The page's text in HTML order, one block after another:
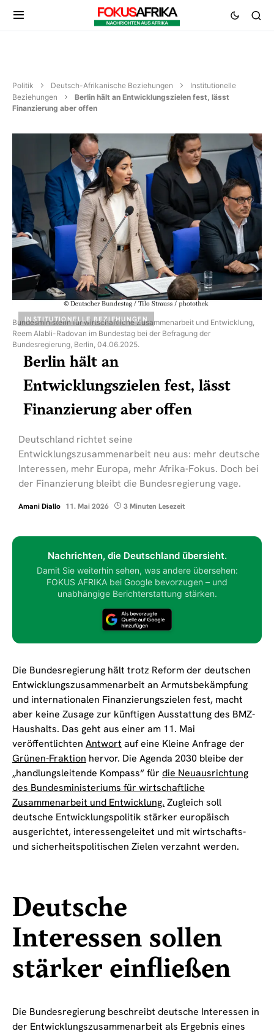
Politik Deutsch-Afrikanische Beziehungen
Institutionelle
Beziehungen
Berlin hält an Entwicklungszielen fest, lässt
Finanzierung aber offen
Bundesministerin für wirtschaftliche Zusammenarbeit und Entwicklung,
Reem Alabli-Radovan im Bundestag bei der Befragung der
Bundesregierung, Berlin, 04.06.2025.
INSTITUTIONELLE BEZIEHUNGEN
Berlin hält an
Entwicklungszielen fest, lässt
Finanzierung aber offen
Deutschland richtet seine
Entwicklungszusammenarbeit neu aus: mehr deutsche
Interessen, mehr Europa, mehr Afrika-Fokus. Doch bei
der Finanzierung bleibt die Bundesregierung vage.
Amani Diallo 11. Mai 2026 3 Minuten Lesezeit
Nachrichten, die Deutschland übersieht.
Damit Sie weiterhin sehen, was andere übersehen:
FOKUS AFRIKA bei Google bevorzugen – und
unabhängige Berichterstattung stärken.
Die Bundesregierung hält trotz Reform der deutschen
Entwicklungszusammenarbeit an Armutsbekämpfung
und internationalen Finanzierungszielen fest, macht
aber keine Zusage zur künftigen Ausstattung des BMZ-
Haushalts. Das geht aus einer am 11. Mai
veröffentlichten Antwort auf eine Kleine Anfrage der
Grünen-Fraktion hervor. Die Agenda 2030 bleibe der
„handlungsleitende Kompass“ für die Neuausrichtung
des Bundesministeriums für wirtschaftliche
Zusammenarbeit und Entwicklung. Zugleich soll
deutsche Entwicklungspolitik stärker europäisch
ausgerichtet, interessengeleitet und mit wirtschafts-
und sicherheitspolitischen Zielen verzahnt werden.
Deutsche
Interessen sollen
stärker einfließen
Die Bundesregierung beschreibt deutsche Interessen in
der Entwicklungszusammenarbeit als Ergebnis eines